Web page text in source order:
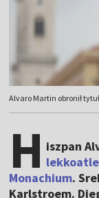
Alvaro Martin obronił
H iszpan
Monachium.
Karlstroem.